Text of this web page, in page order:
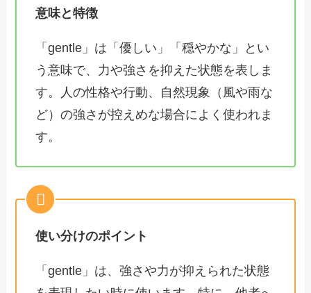
意味と特徴
「gentle」は「優しい」「穏やかな」とい
う意味で、力や強さを抑えた状態を表しま
す。人の性格や行動、自然現象（風や雨な
ど）の強さが控えめな場合によく使われま
す。
使い分けのポイント
「gentle」は、強さや力が抑えられた状態